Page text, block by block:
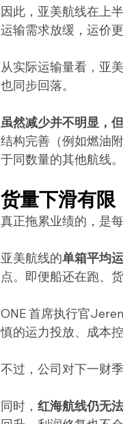
因此，亚美航线在上
运输需求放缓，运价
从实际运输量看，亚
也同步回落。
虽然减少并不明显，
结构完善（例如燃油
于同数量的其他航线。
货量下滑有限
真正拖累业绩的，是
亚美航线的单箱平均
点。即便船还在跑、
ONE 首席执行官
慎的运力投放、成本
不过，公司对下一财
同时， 红海航线仍无